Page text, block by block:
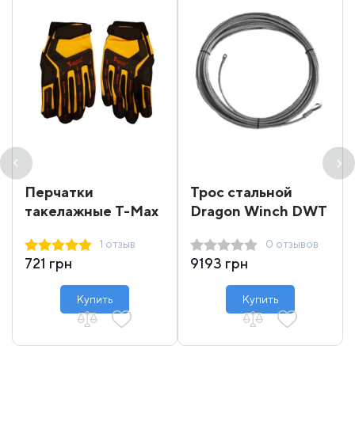
Перчатки
такелажные T-Max
1 отзыв
721 грн
Купить
Трос стальной
Dragon Winch DWT
0 отзывов
9193 грн
Купить